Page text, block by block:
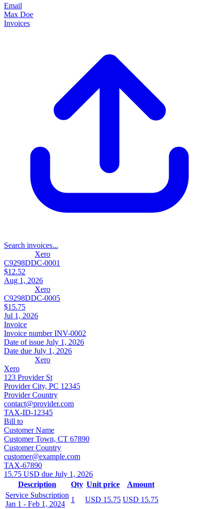
Email
Max Doe
Invoices
Search invoices...
Xero
C9298DDC-0001
$12.52
Aug 1, 2026
Xero
C9298DDC-0005
$15.75
Jul 1, 2026
Invoice
Invoice numberINV-0002
Date of issue July 1, 2026
Date due July 1, 2026
Xero
Xero
123 Provider St
Provider City, PC 12345
Provider Country
contact@provider.com
TAX-ID-12345
Bill to
Customer Name
Customer Town, CT 67890
Customer Country
customer@example.com
TAX-67890
15.75 USD due July 1, 2026
Description
Qty Unit price
Amount
Service Subscription
Jan 1 - Feb 1, 2024
1 USD 15.75 USD 15.75